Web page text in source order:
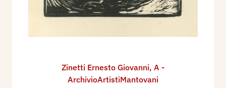
Zinetti Ernesto Giovanni, A -
ArchivioArtistiMantovani